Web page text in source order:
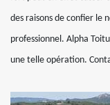
des raisons de confier le
professionnel. Alpha
une telle opération.